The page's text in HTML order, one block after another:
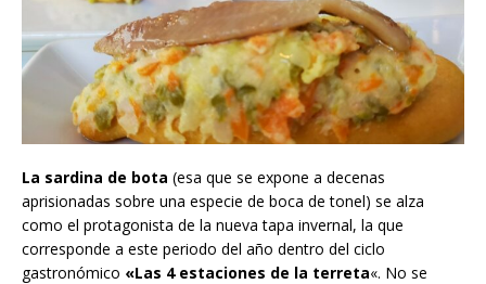
La sardina de bota (esa que se expone a decenas
aprisionadas sobre una especie de boca de tonel) se alza
como el protagonista de la nueva tapa invernal, la que
corresponde a este periodo del año dentro del ciclo
gastronómico «Las 4 estaciones de la terreta«. No se